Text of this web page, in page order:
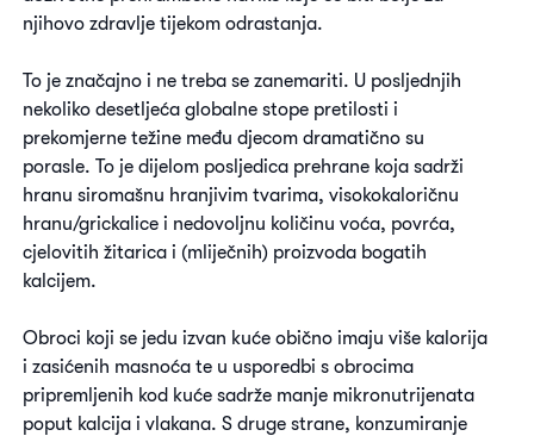
njihovo zdravlje tijekom odrastanja.
To je značajno i ne treba se zanemariti. U posljednjih
nekoliko desetljeća globalne stope pretilosti i
prekomjerne težine među djecom dramatično su
porasle. To je dijelom posljedica prehrane koja sadrži
hranu siromašnu hranjivim tvarima, visokokaloričnu
hranu/grickalice i nedovoljnu količinu voća, povrća,
cjelovitih žitarica i (mliječnih) proizvoda bogatih
kalcijem.
Obroci koji se jedu izvan kuće obično imaju više kalorija
i zasićenih masnoća te u usporedbi s obrocima
pripremljenih kod kuće sadrže manje mikronutrijenata
poput kalcija i vlakana. S druge strane, konzumiranje